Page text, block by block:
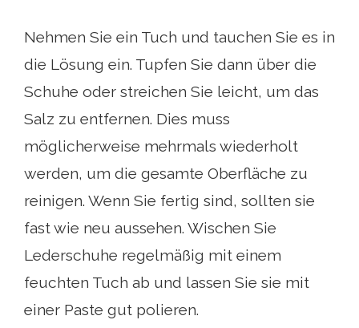
Nehmen Sie ein Tuch und tauchen Sie es in
die Lösung ein. Tupfen Sie dann über die
Schuhe oder streichen Sie leicht, um das
Salz zu entfernen. Dies muss
möglicherweise mehrmals wiederholt
werden, um die gesamte Oberfläche zu
reinigen. Wenn Sie fertig sind, sollten sie
fast wie neu aussehen. Wischen Sie
Lederschuhe regelmäßig mit einem
feuchten Tuch ab und lassen Sie sie mit
einer Paste gut polieren.